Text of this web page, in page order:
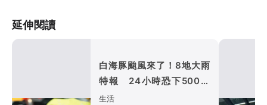
延伸閱讀
白海豚颱風來了！8地大雨
特報 24小時恐下500毫
米
生活